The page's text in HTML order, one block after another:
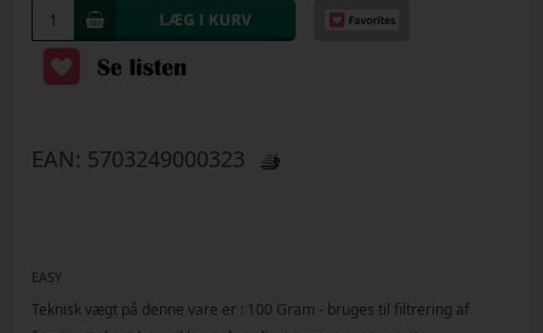
EAN: 5703249000323
EASY
Teknisk vægt på denne vare er : 100 Gram - bruges til filtrering af